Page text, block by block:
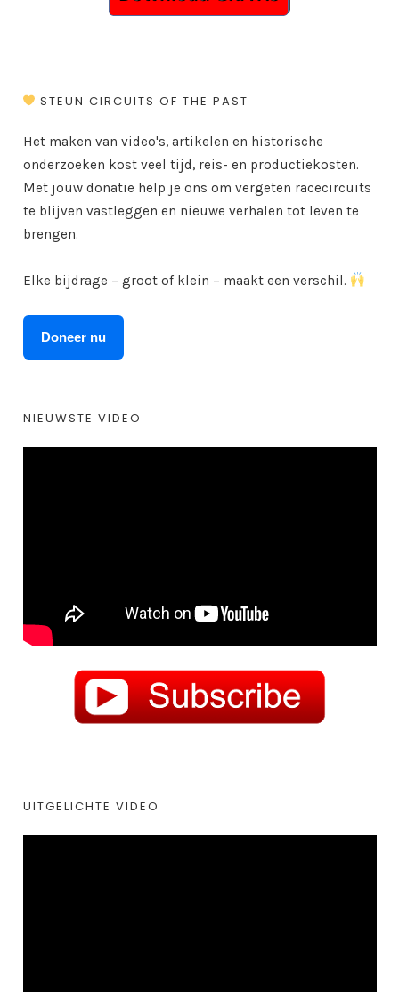
STEUN CIRCUITS OF THE PAST
Het maken van video's, artikelen en historische
onderzoeken kost veel tijd, reis- en productiekosten.
Met jouw donatie help je ons om vergeten racecircuits
te blijven vastleggen en nieuwe verhalen tot leven te
brengen.
Elke bijdrage – groot of klein – maakt een verschil.
Doneer nu
NIEUWSTE VIDEO
UITGELICHTE VIDEO